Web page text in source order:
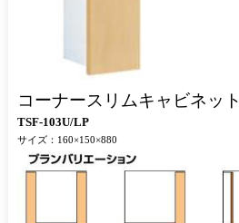
コーナースリムキャビネット
TSF-103U/LP
サイズ：160×150×880